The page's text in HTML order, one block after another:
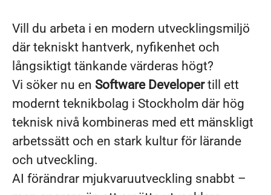
Vill du arbeta i en modern utvecklingsmiljö
där tekniskt hantverk, nyfikenhet och
långsiktigt tänkande värderas högt?
Vi söker nu en Software Developertill ett
modernt teknikbolag i Stockholm där hög
teknisk nivå kombineras med ett mänskligt
arbetssätt och en stark kultur för lärande
och utveckling.
AI förändrar mjukvaruutveckling snabbt –